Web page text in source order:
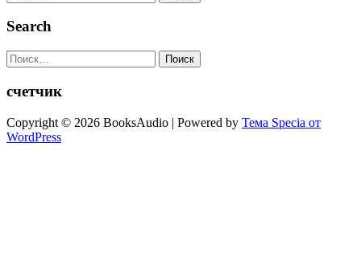
Search
Найти:
счетчик
Copyright © 2026 BooksAudio | Powered by Тема Specia от
WordPress